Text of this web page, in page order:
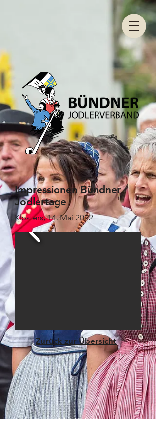
Impressionen Bündner
Jodlertage
Klosters, 14. Mai 2022
Zurück zur Übersicht
MITGLIED